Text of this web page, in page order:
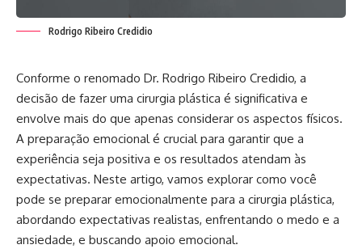
Rodrigo Ribeiro Credidio
Conforme o renomado Dr. Rodrigo Ribeiro Credidio, a
decisão de fazer uma cirurgia plástica é significativa e
envolve mais do que apenas considerar os aspectos físicos.
A preparação emocional é crucial para garantir que a
experiência seja positiva e os resultados atendam às
expectativas. Neste artigo, vamos explorar como você
pode se preparar emocionalmente para a cirurgia plástica,
abordando expectativas realistas, enfrentando o medo e a
ansiedade, e buscando apoio emocional.